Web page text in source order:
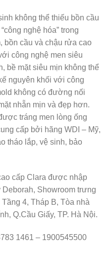
không thể thiếu bồn cầu
nghệ hóa” trong
bồn cầu và chậu rửa cao
công nghệ men siêu
bề mặt siêu mịn không thể
nguyên khối với công
không có đường nối
nhẵn mịn và đẹp hơn.
tráng men lòng ống
cấp bởi hãng WDI – Mỹ,
tháo lắp, vệ sinh, bảo
cấp Clara được nhập
Showroom trưng
4, Tháp B, Tòa nhà
Q.Cầu Giấy, TP. Hà Nội.
1461 – 1900545500